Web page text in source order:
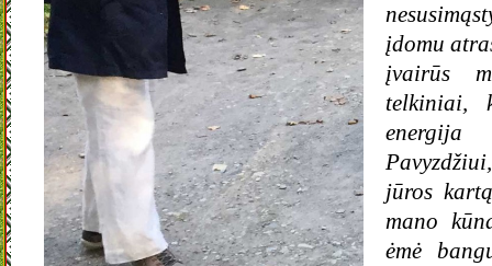
įdomu
įvairūs
telkiniai,
jūros
mano
ėmė